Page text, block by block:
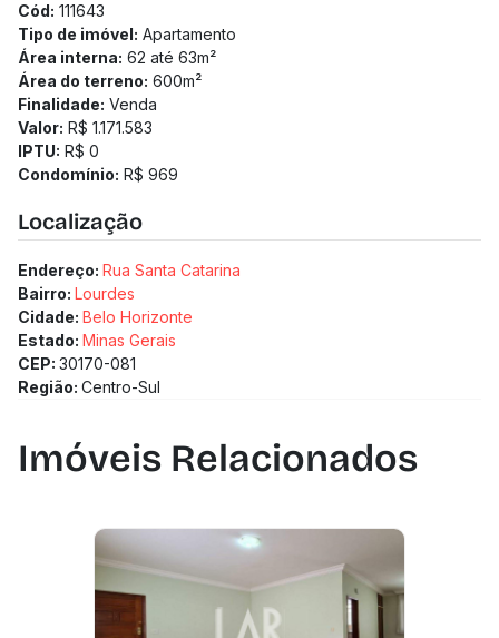
Medidor de água individualizado
Medidor de gás individualizado
Taxa de enxoval: R$ 28.000
Cód: 111643
Tipo de imóvel: Apartamento
Área interna: 62 até 63m²
Área do terreno: 600m²
Finalidade: Venda
Valor: R$ 1.171.583
IPTU: R$ 0
Condomínio: R$ 969
Localização
Endereço: Rua Santa Catarina
Bairro: Lourdes
Cidade: Belo Horizonte
Estado: Minas Gerais
CEP: 30170-081
Região: Centro-Sul
Imóveis Relacionados